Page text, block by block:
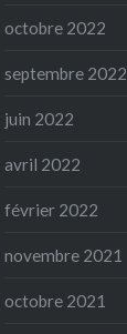
octobre 2022
septembre 2022
juin 2022
avril 2022
février 2022
novembre 2021
octobre 2021